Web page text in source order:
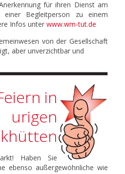
für ihren Dienst am
Begleitperson zu einem
Infos unter www.wm-tut.de
von der Gesellschaft
aber unverzichtbar und
in
urigen
Haben Sie
ebenso außergewöhnliche wie